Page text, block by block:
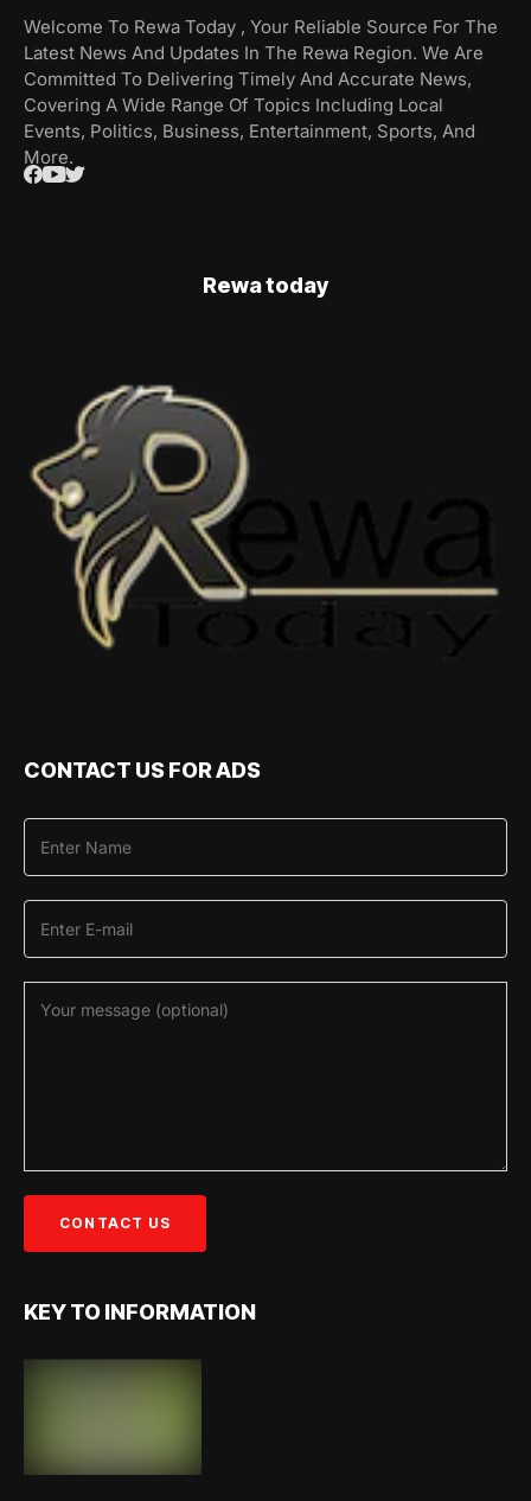
Welcome To Rewa Today , Your Reliable Source For The
Latest News And Updates In The Rewa Region. We Are
Committed To Delivering Timely And Accurate News,
Covering A Wide Range Of Topics Including Local
Events, Politics, Business, Entertainment, Sports, And
More.
Rewa today
CONTACT US FOR ADS
KEY TO INFORMATION